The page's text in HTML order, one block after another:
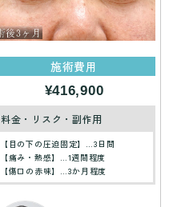
施術費用
¥416,900
料金・リスク・副作用
【目の下の圧迫固定】…3日間
【痛み・熱感】…1週間程度
【傷口の赤味】…3か月程度